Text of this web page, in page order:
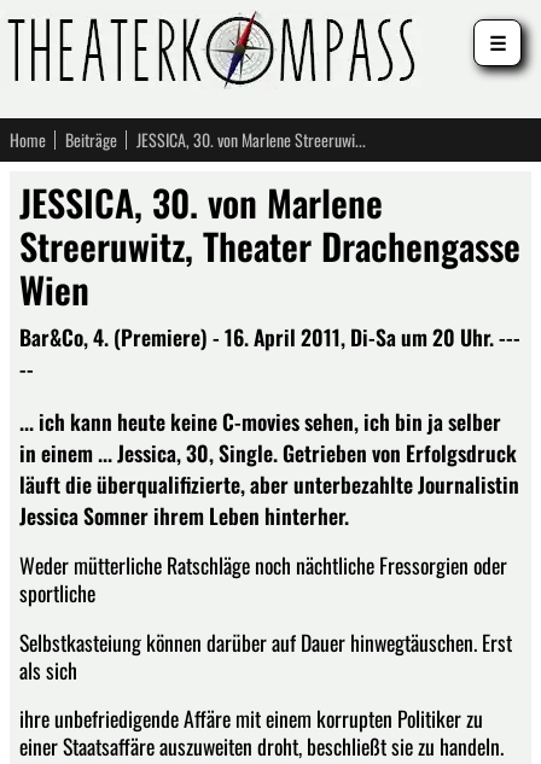
Home Beiträge JESSICA, 30. von Marlene Streeruwitz, Theater Drachengasse Wien
JESSICA, 30. von Marlene
Streeruwitz, Theater Drachengasse
Wien
Bar&Co, 4. (Premiere) - 16. April 2011, Di-Sa um 20 Uhr. ---
--
... ich kann heute keine C-movies sehen, ich bin ja selber
in einem ... Jessica, 30, Single. Getrieben von Erfolgsdruck
läuft die überqualifizierte, aber unterbezahlte Journalistin
Jessica Somner ihrem Leben hinterher.
Weder mütterliche Ratschläge noch nächtliche Fressorgien oder
sportliche
Selbstkasteiung können darüber auf Dauer hinwegtäuschen. Erst
als sich
ihre unbefriedigende Affäre mit einem korrupten Politiker zu
einer Staatsaffäre auszuweiten droht, beschließt sie zu handeln.
☰